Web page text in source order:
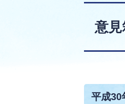
意見
平成30